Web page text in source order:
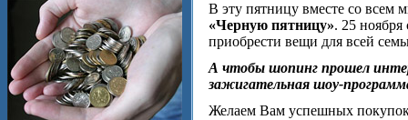
В эту пятницу вместе со всем
«Черную пятницу». 25
приобрести вещи для всей
А чтобы шопинг прошел
зажигательная шоу-
Желаем Вам успешных